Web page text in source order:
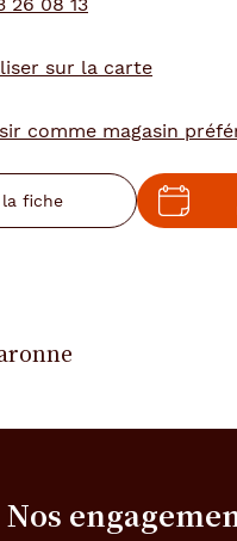
26 08 13
sur la carte
comme magasin
la fiche
Nos